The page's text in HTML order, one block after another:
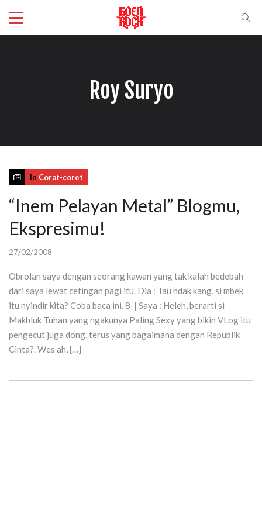
Roy Suryo
In Corat-coret
“Inem Pelayan Metal” Blogmu,
Ekspresimu!
27/02/2008
Obrolan saya dengan seorang kawan yang tak kalah bedebah
dari saya lewat cetingan pagi itu. Dia : Tau ndak kang, si mbek
itu nyindir kita? Coba baca ini. 8-| Saya : Heleh, berarti si
Makhluk Tuhan yang ngakunya Paling Sexy yang bikin VLog itu
pengecut juga dong, terus yang bagaimana dengan Republik
Cinta?. Wes ah, […]